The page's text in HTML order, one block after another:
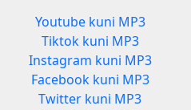
Youtube kuni MP3
Tiktok kuni MP3
Instagram kuni MP3
Facebook kuni MP3
Twitter kuni MP3